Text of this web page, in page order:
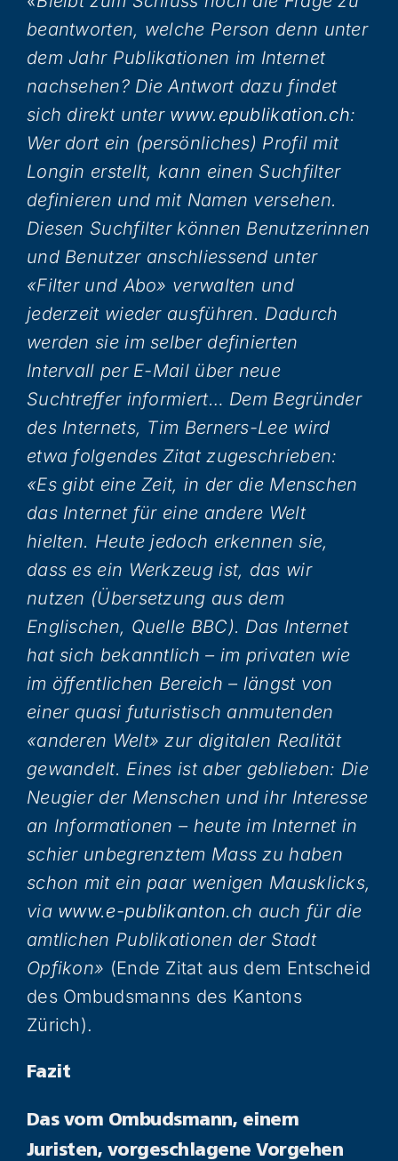
beantworten, welche Person denn unter
dem Jahr Publikationen im Internet
nachsehen? Die Antwort dazu findet
sich direkt unter www.epublikation.ch:
Wer dort ein (persönliches) Profil mit
Longin erstellt, kann einen Suchfilter
definieren und mit Namen versehen.
Diesen Suchfilter können Benutzerinnen
und Benutzer anschliessend unter
«Filter und Abo» verwalten und
jederzeit wieder ausführen. Dadurch
werden sie im selber definierten
Intervall per E-Mail über neue
Suchtreffer informiert… Dem Begründer
des Internets, Tim Berners-Lee wird
etwa folgendes Zitat zugeschrieben:
«Es gibt eine Zeit, in der die Menschen
das Internet für eine andere Welt
hielten. Heute jedoch erkennen sie,
dass es ein Werkzeug ist, das wir
nutzen (Übersetzung aus dem
Englischen, Quelle BBC). Das Internet
hat sich bekanntlich – im privaten wie
im öffentlichen Bereich – längst von
einer quasi futuristisch anmutenden
«anderen Welt» zur digitalen Realität
gewandelt. Eines ist aber geblieben: Die
Neugier der Menschen und ihr Interesse
an Informationen – heute im Internet in
schier unbegrenztem Mass zu haben
schon mit ein paar wenigen Mausklicks,
via www.e-publikanton.ch auch für die
amtlichen Publikationen der Stadt
Opfikon» (Ende Zitat aus dem Entscheid
des Ombudsmanns des Kantons
Zürich).
Fazit
Das vom Ombudsmann, einem
Juristen, vorgeschlagene Vorgehen